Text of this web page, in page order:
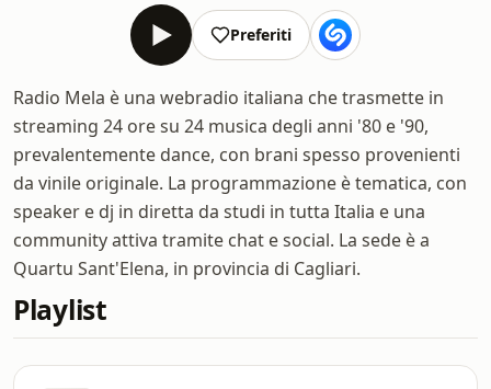
Preferiti
Radio Mela è una webradio italiana che trasmette in
streaming 24 ore su 24 musica degli anni '80 e '90,
prevalentemente dance, con brani spesso provenienti
da vinile originale. La programmazione è tematica, con
speaker e dj in diretta da studi in tutta Italia e una
community attiva tramite chat e social. La sede è a
Quartu Sant'Elena, in provincia di Cagliari.
Playlist